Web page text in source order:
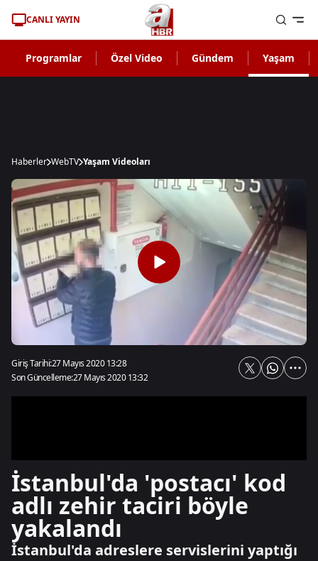
CANLI YAYIN
Programlar Özel Video Gündem Yaşam
Haberler WebTV Yaşam Videoları
Giriş Tarihi:27 Mayıs 2020 13:28
Son Güncelleme:27 Mayıs 2020 13:32
İstanbul'da 'postacı' kod
adlı zehir taciri böyle
yakalandı
İstanbul'da adreslere servislerini yaptığı